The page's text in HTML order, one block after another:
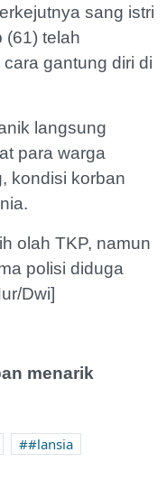
sang istri
(61) telah
gantung diri di
langsung
para warga
kondisi korban
olah TKP, namun
polisi diduga
Dwi]
menarik
#lansia